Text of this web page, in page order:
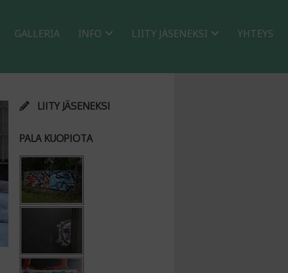
GALLERIA INFO LIITY JÄSENEKSI YHTEYS
LIITY JÄSENEKSI
PALA KUOPIOTA